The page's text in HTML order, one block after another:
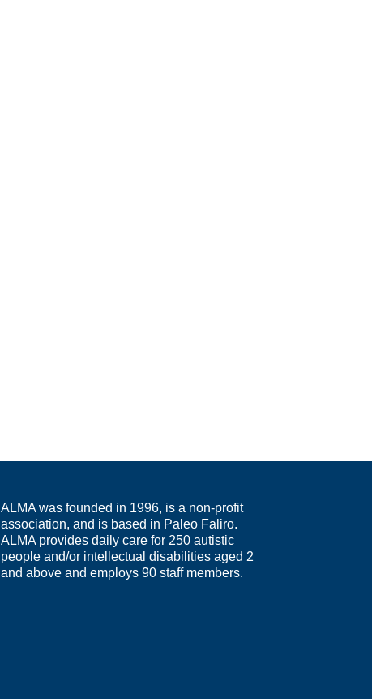
ALMA was founded in 1996, is a non-profit
association, and is based in Paleo Faliro.
ALMA provides daily care for 250 autistic
people and/or intellectual disabilities aged 2
and above and employs 90 staff members.